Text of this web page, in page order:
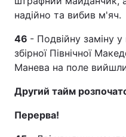
надійно та вибив м'яч.
46 - Подвійну заміну у
збірної Північної
Манева на поле
Другий тайм
Перерва!